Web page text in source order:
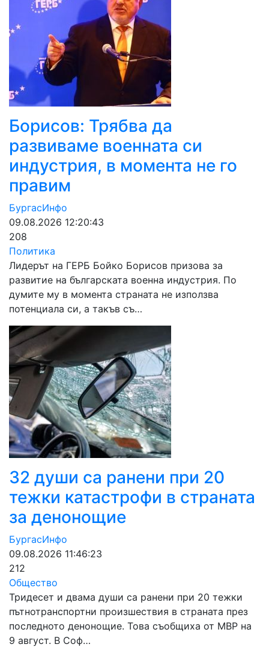
Борисов: Трябва да
развиваме военната си
индустрия, в момента не го
правим
БургасИнфо
09.08.2026 12:20:43
208
Политика
Лидерът на ГЕРБ Бойко Борисов призова за
развитие на българската военна индустрия. По
думите му в момента страната не използва
потенциала си, а такъв съ…
32 души са ранени при 20
тежки катастрофи в страната
за денонощие
БургасИнфо
09.08.2026 11:46:23
212
Общество
Тридесет и двама души са ранени при 20 тежки
пътнотранспортни произшествия в страната през
последното денонощие. Това съобщиха от МВР на
9 август. В Соф…